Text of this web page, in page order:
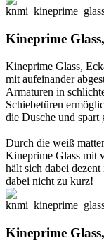
Kineprime
Kineprime Glass,
mit aufeinander
Armaturen in
Schiebetüren
die Dusche und
Durch die weiß
Kineprime Glass mit
hält sich dabei
dabei nicht zu kurz!
Kineprime